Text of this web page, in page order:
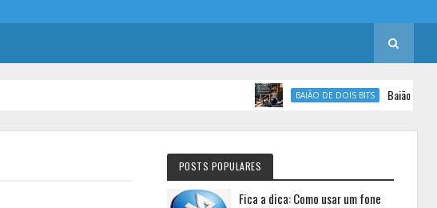
BAIÃO DE DOIS BITS Baião de Dois
POSTS POPULARES
Fica a dica: Como usar um fone